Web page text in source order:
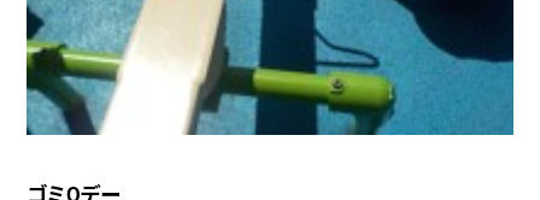
ゴミ０デー